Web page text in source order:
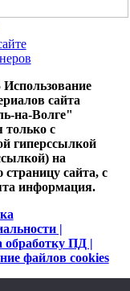
Использование
сайта
на-Волге"
только с
гиперссылкой
на
сайта, с
информация.
|
обработку ПД |
файлов cookies